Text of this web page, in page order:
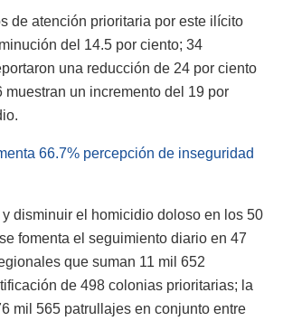
de atención prioritaria por este ilícito
del 14.5 por ciento; 34
una reducción de 24 por ciento
muestran un incremento del 19 por
66.7% percepción de inseguridad
disminuir el homicidio doloso en los 50
fomenta el seguimiento diario en 47
que suman 11 mil 652
de 498 colonias prioritarias; la
mil 565 patrullajes en conjunto entre